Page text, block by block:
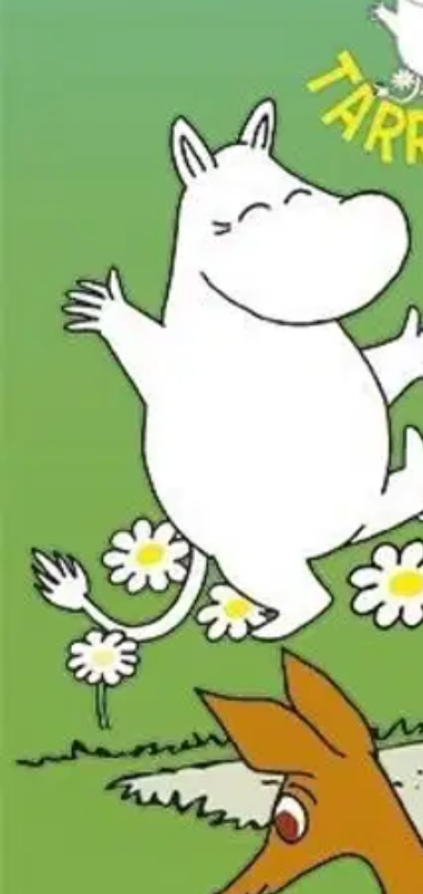
Ilmainen toimitus yli 100 €:n
Etu ei koske Suuri‑lisäpalvelulla toimitettavia tuotteita.
Tarkista myymäläsaatavuus
Tuotekuvaus
Muumipeikko ja Nuuskamuikkunen päättävät lähteä
Ominaisuudet
Oletko tyytyväinen tuotetietoihin?
Ovatko tuotetiedot riittävät? Jos tuotetiedoissa on puutteita
Anna palautetta,Avautuu uuteen välilehteen
Ilmainen palautus 30 päivää.*
Nouto myymälästä ilman toimituskuluja.
Asiakasomistajalle Bonusta jopa 5 %.*